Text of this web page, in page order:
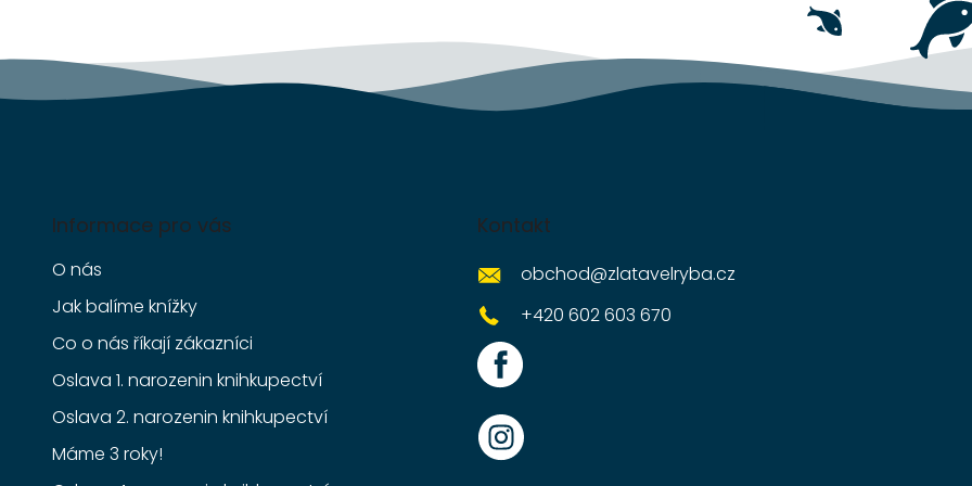
p
s
Informace pro vás
O nás
Jak balíme knížky
Co o nás říkají zákazníci
Oslava 1. narozenin knihkupectví
Oslava 2. narozenin knihkupectví
Máme 3 roky!
Kontakt
obchod@zlatavelryba.cz
+420 602 603 670